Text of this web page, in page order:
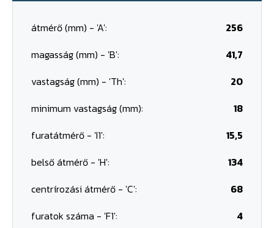
átmérő (mm) - 'A':
256
magasság (mm) - 'B':
41,7
vastagság (mm) - 'Th':
20
minimum vastagság (mm):
18
furatátmérő - 'I1':
15,5
belső átmérő - 'H':
134
centrírozási átmérő - 'C':
68
furatok száma - 'F1':
4